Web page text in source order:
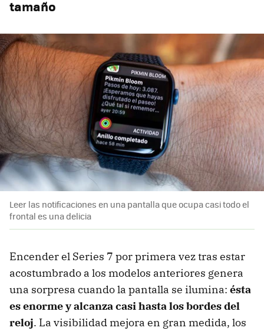
tamaño
Leer las notificaciones en una pantalla que ocupa casi todo el
frontal es una delicia
Encender el Series 7 por primera vez tras estar
acostumbrado a los modelos anteriores genera
una sorpresa cuando la pantalla se ilumina: ésta
es enorme y alcanza casi hasta los bordes del
reloj. La visibilidad mejora en gran medida, los